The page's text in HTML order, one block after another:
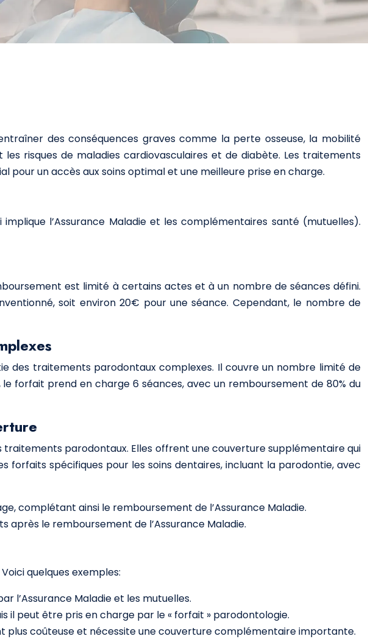
des conséquences graves comme la perte osseuse, la mobilité
risques de maladies cardiovasculaires et de diabète. Les traitements
un accès aux soins optimal et une meilleure prise en charge.
l’Assurance Maladie et les complémentaires santé (mutuelles).
est limité à certains actes et à un nombre de séances défini.
soit environ 20€ pour une séance. Cependant, le nombre de
des traitements parodontaux complexes. Il couvre un nombre limité de
forfait prend en charge 6 séances, avec un remboursement de 80% du
parodontaux. Elles offrent une couverture supplémentaire qui
spécifiques pour les soins dentaires, incluant la parodontie, avec
complétant ainsi le remboursement de l’Assurance Maladie.
après le remboursement de l’Assurance Maladie.
quelques exemples:
l’Assurance Maladie et les mutuelles.
il peut être pris en charge par le « forfait » parodontologie.
coûteuse et nécessite une couverture complémentaire importante.